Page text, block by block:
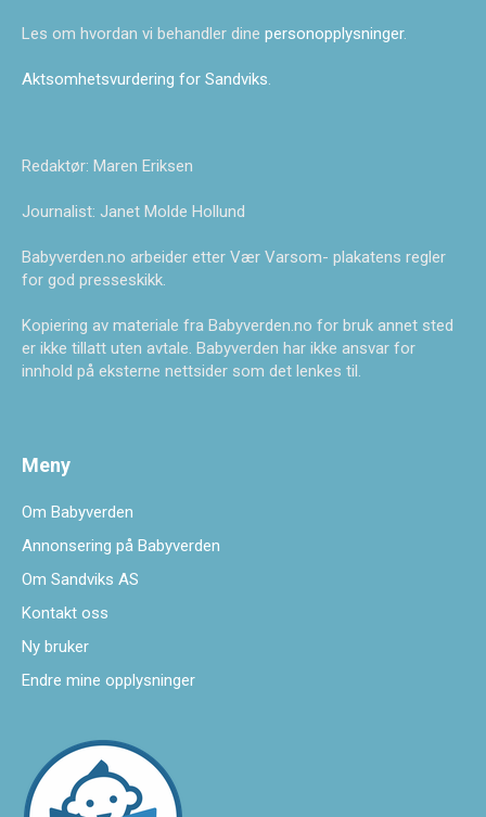
Les om hvordan vi behandler dine personopplysninger.
Aktsomhetsvurdering for Sandviks.
Redaktør: Maren Eriksen
Journalist: Janet Molde Hollund
Babyverden.no arbeider etter Vær Varsom- plakatens regler
for god presseskikk.
Kopiering av materiale fra Babyverden.no for bruk annet sted
er ikke tillatt uten avtale. Babyverden har ikke ansvar for
innhold på eksterne nettsider som det lenkes til.
Meny
Om Babyverden
Annonsering på Babyverden
Om Sandviks AS
Kontakt oss
Ny bruker
Endre mine opplysninger